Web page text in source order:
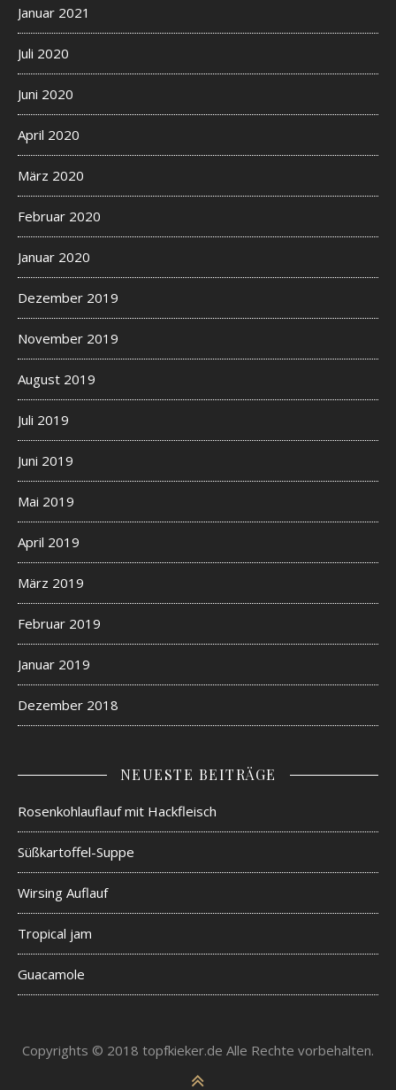
Januar 2021
Juli 2020
Juni 2020
April 2020
März 2020
Februar 2020
Januar 2020
Dezember 2019
November 2019
August 2019
Juli 2019
Juni 2019
Mai 2019
April 2019
März 2019
Februar 2019
Januar 2019
Dezember 2018
NEUESTE BEITRÄGE
Rosenkohlauflauf mit Hackfleisch
Süßkartoffel-Suppe
Wirsing Auflauf
Tropical jam
Guacamole
Copyrights © 2018 topfkieker.de Alle Rechte vorbehalten.